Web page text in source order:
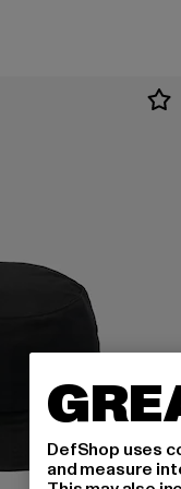
DefShop uses
and measure